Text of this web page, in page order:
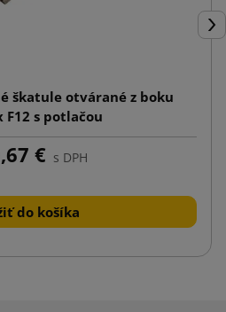
škatule otvárané z boku
F12 s potlačou
€ s DPH
do košíka